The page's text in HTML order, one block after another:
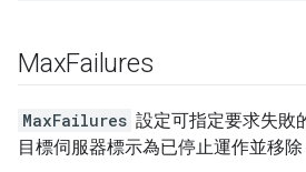
MaxFailures
MaxFailures 設定可指定要求失敗
目標伺服器標示為已停止運作並移